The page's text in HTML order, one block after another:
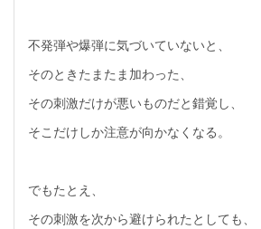
不発弾や爆弾に気づいていないと、
そのときたまたま加わった、
その刺激だけが悪いものだと錯覚し、
そこだけしか注意が向かなくなる。
でもたとえ、
その刺激を次から避けられたとしても、